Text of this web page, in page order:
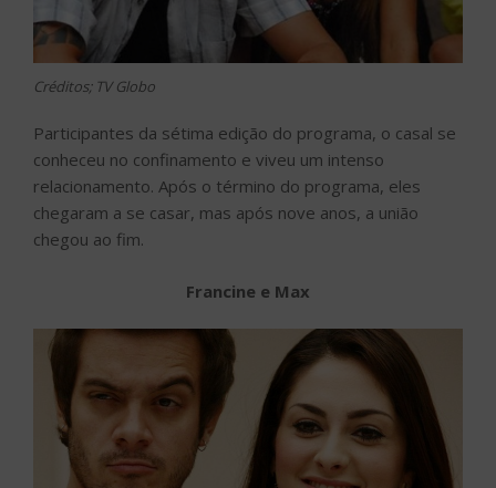
Créditos; TV Globo
Participantes da sétima edição do programa, o casal se
conheceu no confinamento e viveu um intenso
relacionamento. Após o término do programa, eles
chegaram a se casar, mas após nove anos, a união
chegou ao fim.
Francine e Max